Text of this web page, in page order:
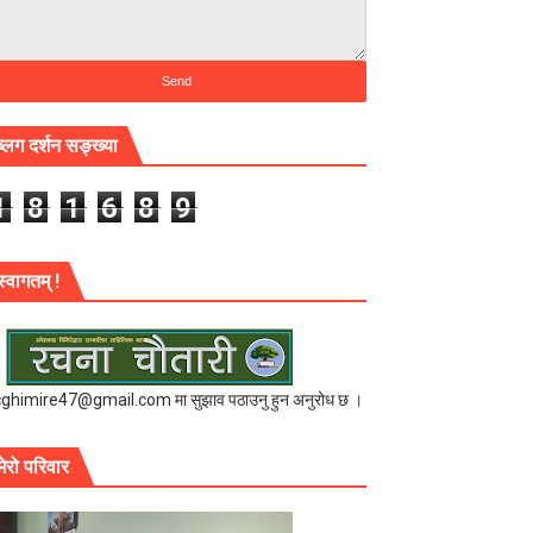
दर्शन सङ्ख्या
8 1 6 8 9
!
मा सुझाव पठाउनु हुन अनुरोध छ ।
परिवार